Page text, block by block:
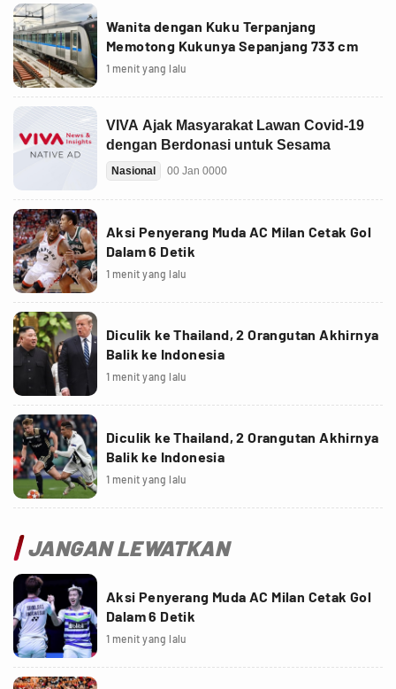
Wanita dengan Kuku Terpanjang
Memotong Kukunya Sepanjang 733 cm
1 menit yang lalu
Aksi Penyerang Muda AC Milan Cetak Gol
Dalam 6 Detik
1 menit yang lalu
Diculik ke Thailand, 2 Orangutan Akhirnya
Balik ke Indonesia
1 menit yang lalu
Diculik ke Thailand, 2 Orangutan Akhirnya
Balik ke Indonesia
1 menit yang lalu
JANGAN LEWATKAN
Aksi Penyerang Muda AC Milan Cetak Gol
Dalam 6 Detik
1 menit yang lalu